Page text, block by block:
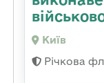
Київ
Річкова